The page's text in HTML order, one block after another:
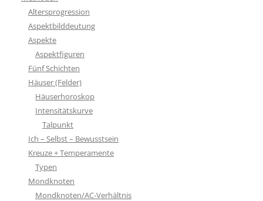
Altersprogression
Aspektbilddeutung
Aspekte
Aspektfiguren
Fünf Schichten
Häuser (Felder)
Häuserhoroskop
Intensitätskurve
Talpunkt
Ich – Selbst – Bewusstsein
Kreuze + Temperamente
Typen
Mondknoten
Mondknoten/AC-Verhältnis